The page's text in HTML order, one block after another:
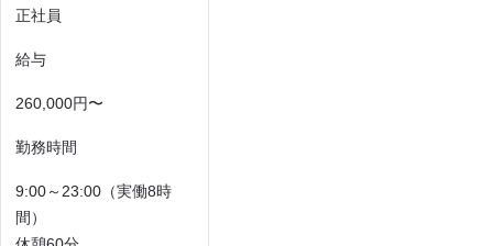
正社員
給与
260,000円〜
勤務時間
9:00～23:00（実働8時
間）